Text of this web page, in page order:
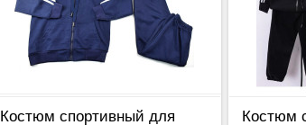
Костюм спортивный для
Костюм